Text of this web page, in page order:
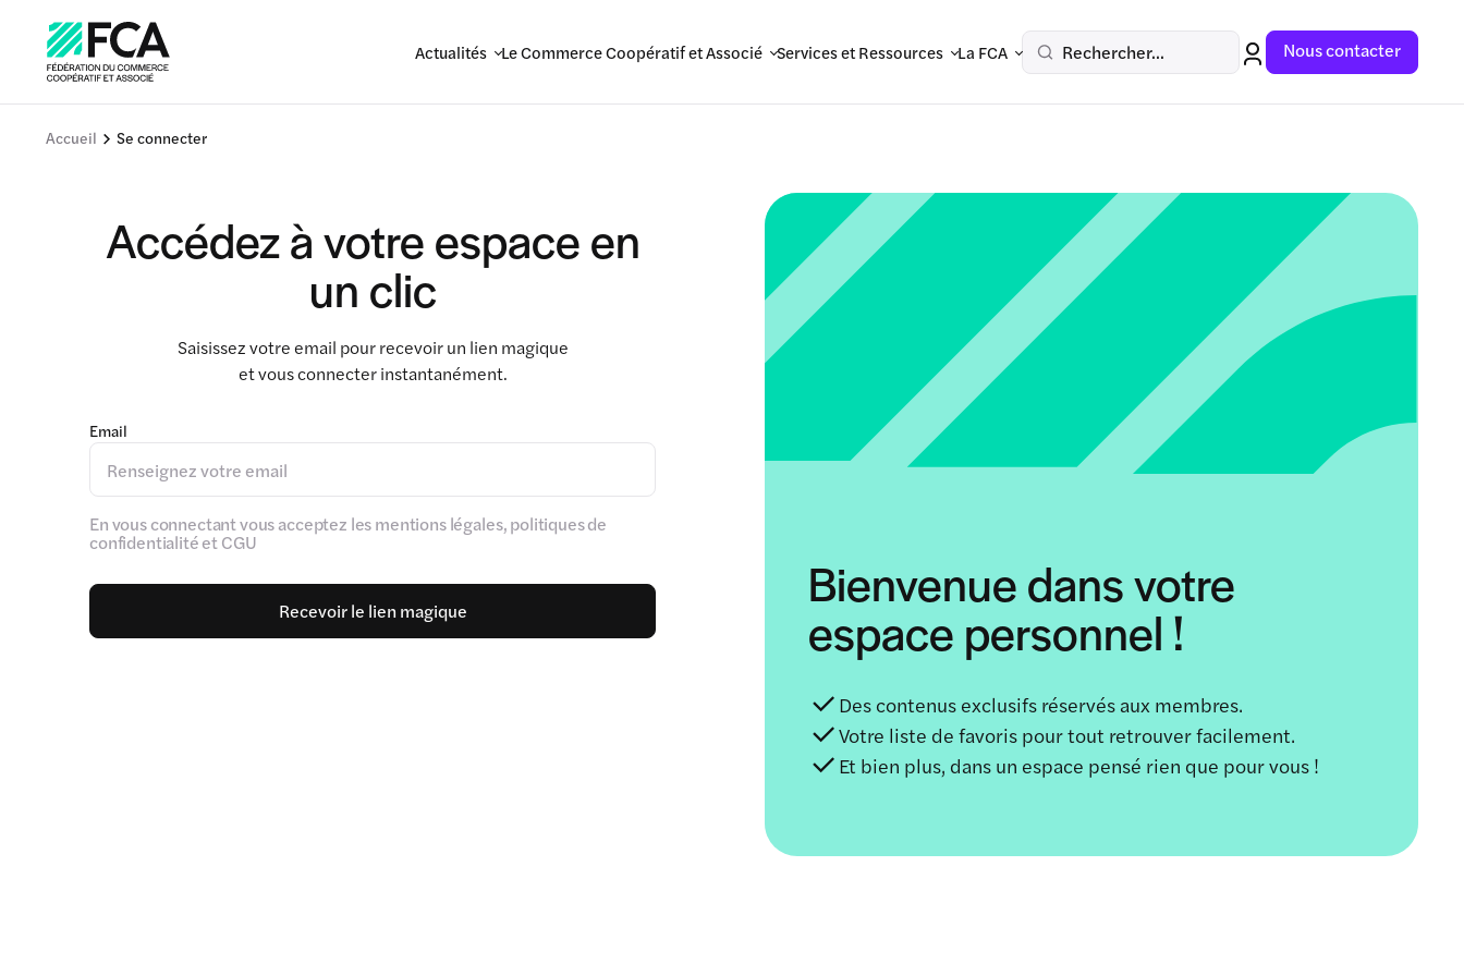
Actualités Le Commerce Coopératif et Associé Services et Ressources La FCA Rechercher... Nous contacter
Accueil Se connecter
Accédez à votre espace en
un clic
Saisissez votre email pour recevoir un lien magique
et vous connecter instantanément.
Email
En vous connectant vous acceptez les mentions légales, politiques de
confidentialité et CGU
Recevoir le lien magique Bienvenue dans votre
espace personnel !
Des contenus exclusifs réservés aux membres.
Votre liste de favoris pour tout retrouver facilement.
Et bien plus, dans un espace pensé rien que pour vous !